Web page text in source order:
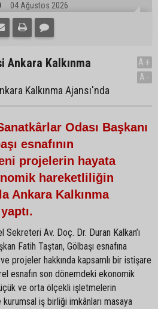
04 Ağustos 2026
Ankara Kalkınma
Kalkınma Ajansı'nda
A+
A-
Odası Başkanı
esnafının
projelerin hayata
hareketliliğin
Ankara Kalkınma
Sekreteri Av. Doç. Dr. Duran Kalkan’ı
Fatih Taştan, Gölbaşı esnafına
projeler hakkında kapsamlı bir istişare
esnafın son dönemdeki ekonomik
ve orta ölçekli işletmelerin
iş birliği imkânları masaya